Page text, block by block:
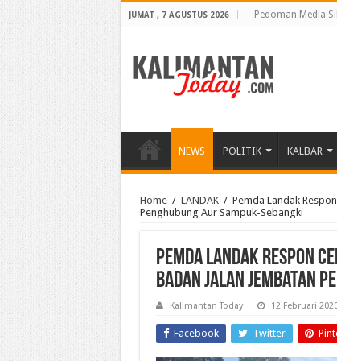
JUMAT , 7 AGUSTUS 2026 Pedoman Media
NEWS POLITIK KALBAR
Home / LANDAK / Pemda Landak
Penghubung Aur Sampuk-Sebangki
Pemda Landak Respon
Badan Jalan Jembatan
Kalimantan Today 12 Februari
Facebook Twitter